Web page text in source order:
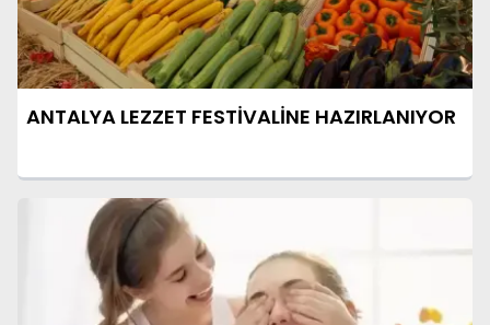
ANTALYA LEZZET FESTİVALİNE HAZIRLANIYOR